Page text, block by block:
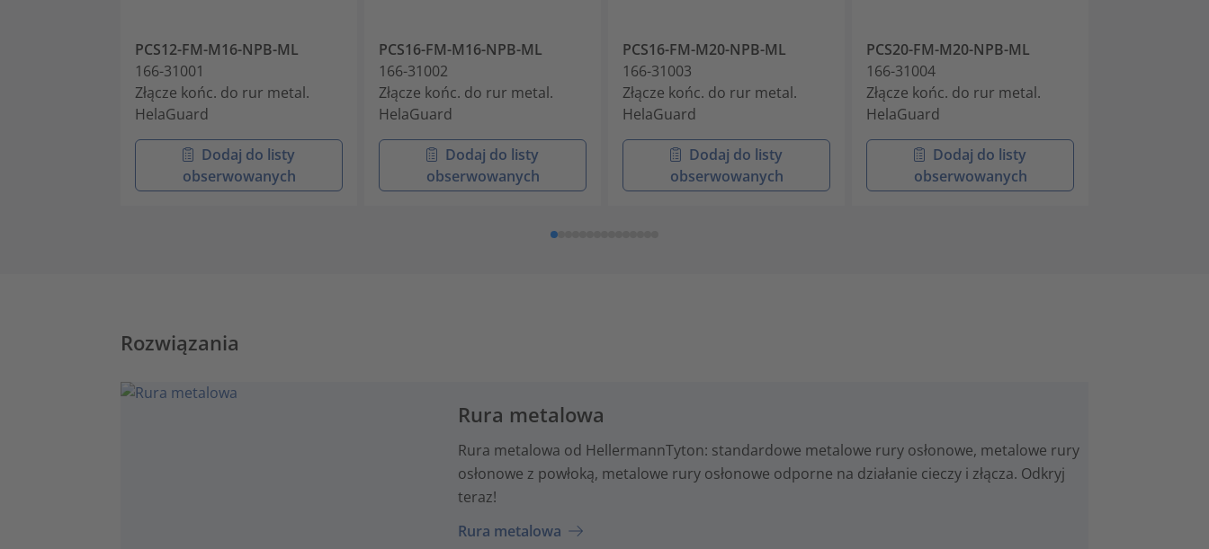
PCS12-FM-M16-NPB-ML
166-31001
Złącze końc. do rur metal.
HelaGuard
Dodaj do listy
obserwowanych
PCS16-FM-M16-NPB-ML
166-31002
Złącze końc. do rur metal.
HelaGuard
Dodaj do listy
obserwowanych
PCS16-FM-M20-NPB-ML
166-31003
Złącze końc. do rur metal.
HelaGuard
Dodaj do listy
obserwowanych
PCS20-FM-M20-NPB-ML
166-31004
Złącze końc. do rur metal.
HelaGuard
Dodaj do listy
obserwowanych
Rozwiązania
Rura metalowa
Rura metalowa od HellermannTyton: standardowe metalowe rury osłonowe, metalowe rury
osłonowe z powłoką, metalowe rury osłonowe odporne na działanie cieczy i złącza. Odkryj
teraz!
Rura metalowa